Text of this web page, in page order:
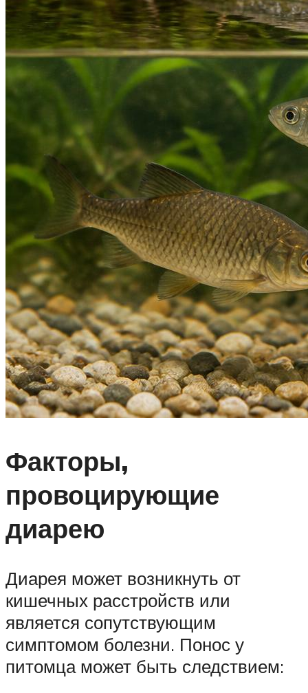
Факторы,
провоцирующие
диарею
Диарея может возникнуть от
кишечных расстройств или
является сопутствующим
симптомом болезни. Понос у
питомца может быть следствием: